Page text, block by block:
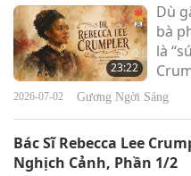
23:22
Dù
bà
là
số
lĩnh
2026-07-02 Gương Ngời Sáng
Bác Sĩ Rebecca Lee
Nghịch Cảnh, Phần 1/2